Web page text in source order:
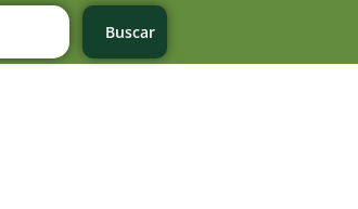
Buscar